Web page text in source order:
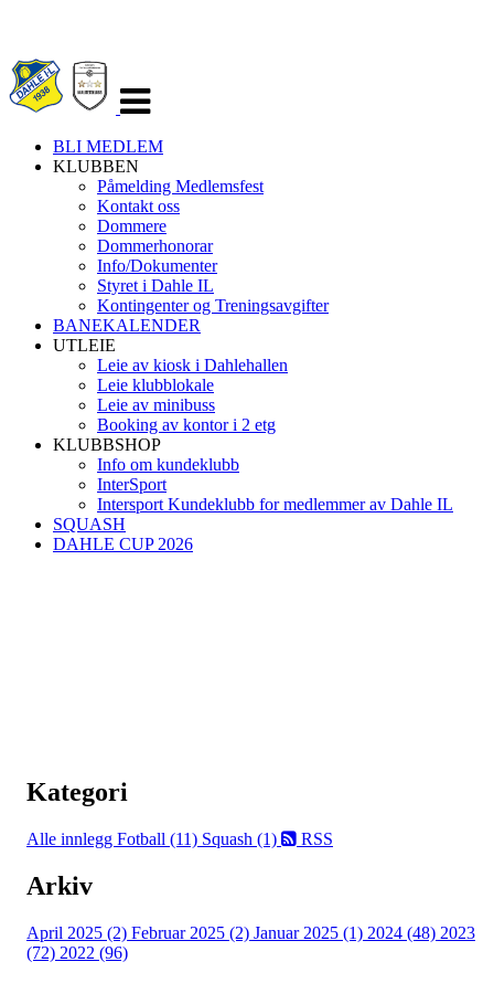
navigasjon
BLI MEDLEM
KLUBBEN
Påmelding Medlemsfest
Kontakt oss
Dommere
Dommerhonorar
Info/Dokumenter
Styret i Dahle IL
Kontingenter og Treningsavgifter
BANEKALENDER
UTLEIE
Leie av kiosk i Dahlehallen
Leie klubblokale
Leie av minibuss
Booking av kontor i 2 etg
KLUBBSHOP
Info om kundeklubb
InterSport
Intersport Kundeklubb for medlemmer av Dahle IL
SQUASH
DAHLE CUP 2026
Kategori
Alle innlegg Fotball (11) Squash (1) RSS
Arkiv
April 2025 (2) Februar 2025 (2) Januar 2025 (1) 2024 (48) 2023
(72) 2022 (96)